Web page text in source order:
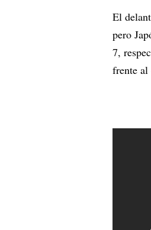
El
pero
7,
frente al